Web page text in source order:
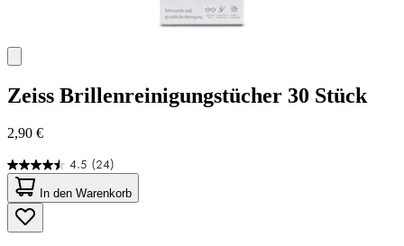
Zeiss Brillenreinigungstücher 30 Stück
2,90 €
4.5 (24)
4.5
von
5
Sternen.
24
In den Warenkorb